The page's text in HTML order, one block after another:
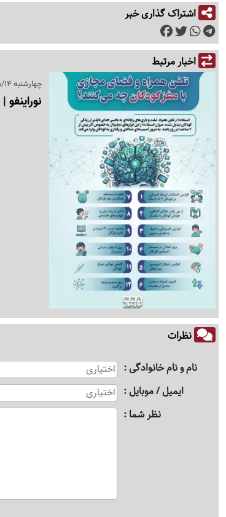
اشتراک گذاری خبر
اخبار مرتبط
چهارشنبه 1405/05/14 ساعت 10:14
نوراینفو | 12 آسیب پنهان تلفن همراه و فضای مجازی بر مغز کودکان
نظرات
نام و نام خانوادگی
ایمیل / موبایل
نظر شما